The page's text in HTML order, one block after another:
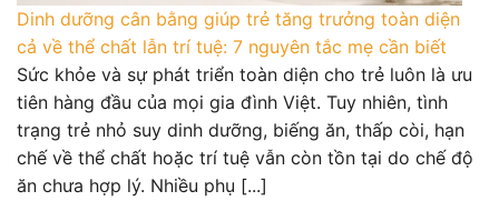
Dinh dưỡng cân bằng giúp trẻ tăng trưởng toàn diện
cả về thể chất lẫn trí tuệ: 7 nguyên tắc mẹ cần biết
Sức khỏe và sự phát triển toàn diện cho trẻ luôn là ưu
tiên hàng đầu của mọi gia đình Việt. Tuy nhiên, tình
trạng trẻ nhỏ suy dinh dưỡng, biếng ăn, thấp còi, hạn
chế về thể chất hoặc trí tuệ vẫn còn tồn tại do chế độ
ăn chưa hợp lý. Nhiều phụ [...]